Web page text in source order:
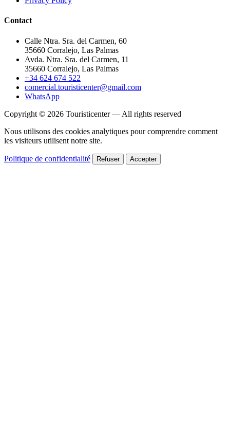
Contact
Calle Ntra. Sra. del Carmen, 60
35660 Corralejo, Las Palmas
Avda. Ntra. Sra. del Carmen, 11
35660 Corralejo, Las Palmas
+34 624 674 522
comercial.touristicenter@gmail.com
WhatsApp
Copyright © 2026 Touristicenter — All rights reserved
Nous utilisons des cookies analytiques pour comprendre comment
les visiteurs utilisent notre site.
Politique de confidentialité Refuser Accepter